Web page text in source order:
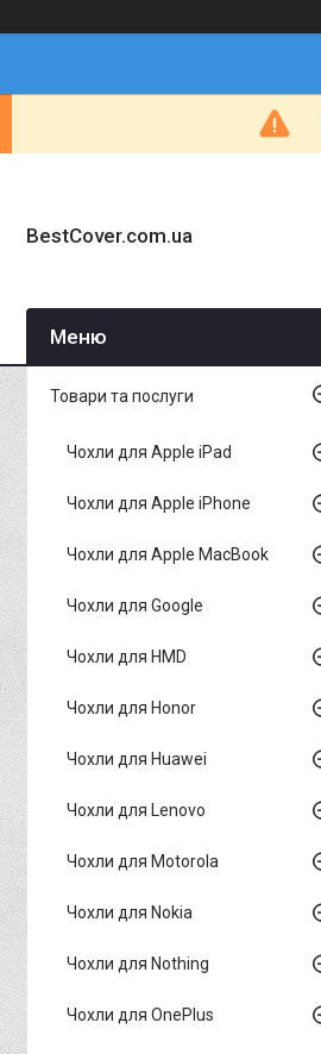
BestCover.com.ua
Товари та послуги
Чохли для Apple iPad
Чохли для Apple iPhone
Чохли для Apple MacBook
Чохли для Google
Чохли для HMD
Чохли для Honor
Чохли для Huawei
Чохли для Lenovo
Чохли для Motorola
Чохли для Nokia
Чохли для Nothing
Чохли для OnePlus